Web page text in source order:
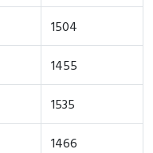
1504
1455
1535
1466